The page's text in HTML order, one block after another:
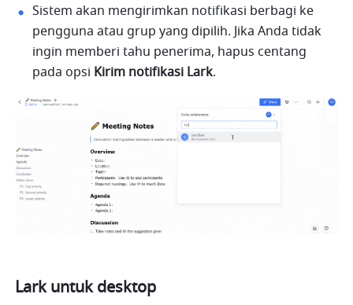
Sistem akan mengirimkan notifikasi berbagi ke
pengguna atau grup yang dipilih. Jika Anda tidak
ingin memberi tahu penerima, hapus centang
pada opsi Kirim notifikasi Lark.
Lark untuk desktop